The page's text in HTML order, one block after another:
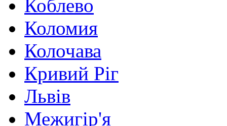
Коблево
Коломия
Колочава
Кривий Ріг
Львів
Межигір'я